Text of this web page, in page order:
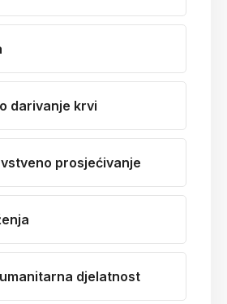
darivanje krvi
prosjećivanje
djelatnost